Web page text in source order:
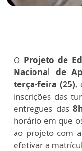
O Projeto de
Nacional de
terça-feira (25),
inscrições das
entregues das
horário em que
ao projeto com
efetivar a